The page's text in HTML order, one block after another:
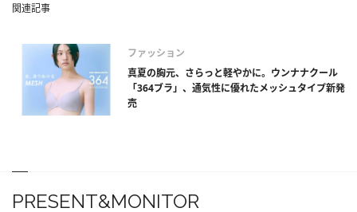
関連記事
ファッション
真夏の胸元、さらっと軽やかに。ウンナナクール
「364ブラ」、通気性に優れたメッシュタイプ新発
売
PRESENT&MONITOR